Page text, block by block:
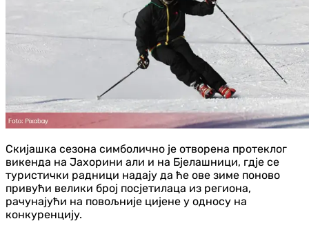
Скијашка сезона симболично је отворена протеклог
викенда на Јахорини али и на Бјелашници, гдје се
туристички радници надају да ће ове зиме поново
привући велики број посјетилаца из региона,
рачунајући на повољније цијене у односу на
конкуренцију.